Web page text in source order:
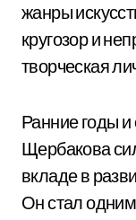
жанры
кругозор и
творческая
Ранние годы
Щербакова
вкладе в
Он стал